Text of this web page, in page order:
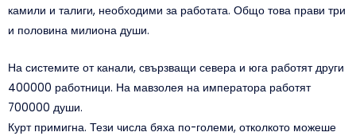
камили и талиги, необходими за работата. Общо това прави три
и половина милиона души.
На системите от канали, свързващи севера и юга работят други
400000 работници. На мавзолея на императора работят
700000 души.
Курт примигна. Тези числа бяха по-големи, отколкото можеше